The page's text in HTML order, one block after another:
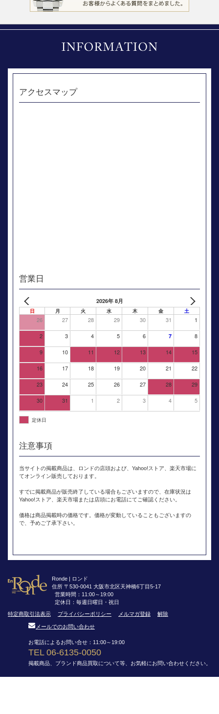
アクセスマップ
営業日
2026年 8月
日 月 火 水 木 金 土
26 27 28 29 30 31 1
2 3 4 5 6 7 8
9 10 11 12 13 14 15
16 17 18 19 20 21 22
23 24 25 26 27 28 29
30 31 1 2 3 4 5
定休日
注意事項
当サイトの掲載商品は、ロンドの店頭および、Yahoo!ストア、楽天市場に
てオンライン販売しております。
すでに掲載商品が販売終了している場合もございますので、在庫状況は
Yahoo!ストア、楽天市場または店頭にお電話にてご確認ください。
価格は商品掲載時の価格です。価格が変動していることもございますの
で、予めご了承下さい。
Ronde | ロンド
住所 〒530-0041 大阪市北区天神橋6丁目5-17
営業時間：11:00～19:00
定休日：毎週日曜日・祝日
特定商取引法表示
プライバシーポリシー メルマガ登録 解除
メールでのお問い合わせ
お電話によるお問い合せ：11:00～19:00
TEL 06-6135-0050
掲載商品、ブランド商品買取について等、お気軽にお問い合わせください。